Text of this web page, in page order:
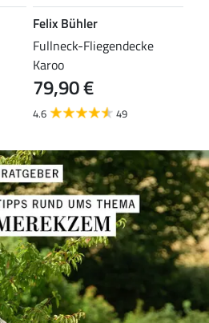
Felix Bühler
Fullneck-Fliegendecke
Karoo
79,90 €
4.6 49